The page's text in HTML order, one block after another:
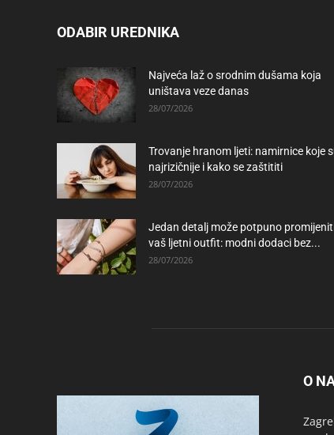
ODABIR UREDNIKA
Najveća laž o srodnim dušama koja
uništava veze danas
28/07/2026
Trovanje hranom ljeti: namirnice koje
najrizičnije i kako se zaštititi
28/07/2026
Jedan detalj može potpuno
vaš ljetni outfit: modni dodaci bez...
28/07/2026
O